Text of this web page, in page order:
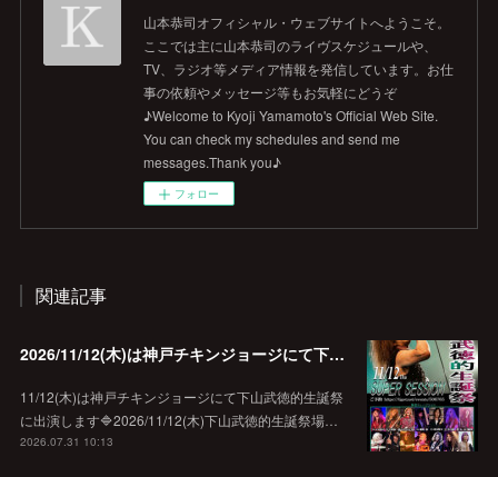
山本恭司オフィシャル・ウェブサイトへようこそ。
ここでは主に山本恭司のライヴスケジュールや、
TV、ラジオ等メディア情報を発信しています。お仕
事の依頼やメッセージ等もお気軽にどうぞ
♪Welcome to Kyoji Yamamoto's Official Web Site.
You can check my schedules and send me
messages.Thank you♪
フォロー
関連記事
2026/11/12(木)は神戸チキンジョージにて下山武徳的生誕祭に出演します♪
11/12(木)は神戸チキンジョージにて下山武徳的生誕祭
に出演します🔷2026/11/12(木)下山武徳的生誕祭場…
2026.07.31 10:13